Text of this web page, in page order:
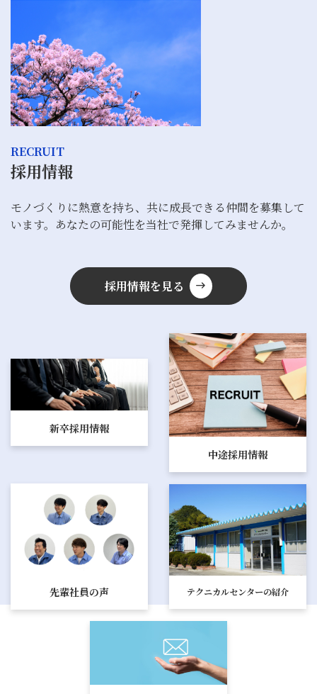
RECRUIT
採用情報
モノづくりに熱意を持ち、共に成長できる仲間を募集して
います。あなたの可能性を当社で発揮してみませんか。
採用情報を見る east
新卒採用情報
中途採用情報
先輩社員の声 テクニカルセンターの紹介